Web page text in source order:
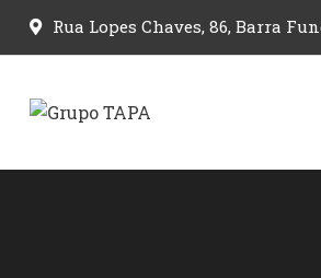
Rua Lopes Chaves, 86, Barra